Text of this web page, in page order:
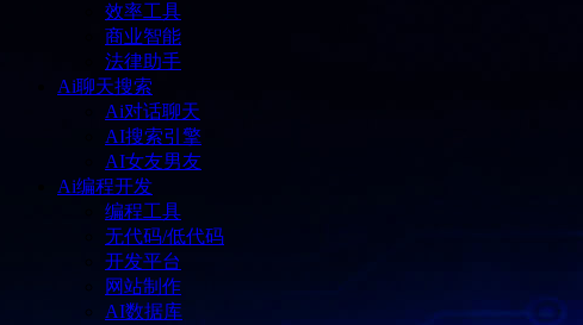
效率工具
商业智能
法律助手
Ai聊天搜索
Ai对话聊天
AI搜索引擎
AI女友男友
Ai编程开发
编程工具
无代码/低代码
开发平台
网站制作
AI数据库